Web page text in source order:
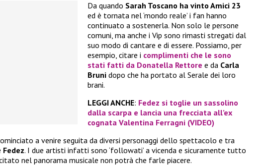
Da quando Sarah Toscano ha vinto Amici 23
ed è tornata nel ‘mondo reale’ i fan hanno
continuato a sostenerla. Non solo le persone
comuni, ma anche i Vip sono rimasti stregati dal
suo modo di cantare e di essere. Possiamo, per
esempio, citare i complimenti che le sono
stati fatti da Donatella Rettore e da Carla
Bruni dopo che ha portato al Serale dei loro
brani.
LEGGI ANCHE: Fedez si toglie un sassolino
dalla scarpa e lancia una frecciata all’ex
cognata Valentina Ferragni (VIDEO)
a venire seguita da diversi personaggi dello spettacolo e tra
Fedez. I due artisti infatti sono ‘followati’ a vicenda e sicuramente tutto
nel panorama musicale non potrà che farle piacere.